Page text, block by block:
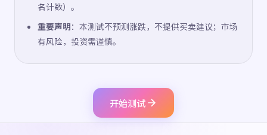
名计数）。
重要声明：本测试不预测涨跌，不提供买卖建议；市场
有风险，投资需谨慎。
开始测试